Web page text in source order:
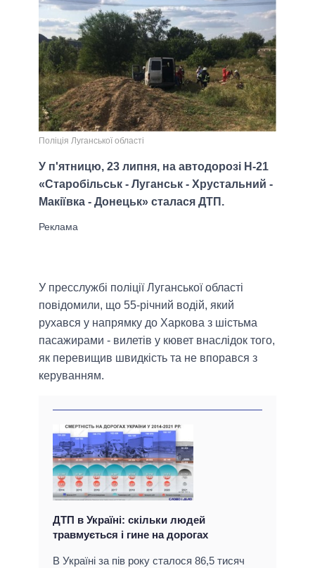
Поліція Луганської області
У п'ятницю, 23 липня, на автодорозі Н-21
«Старобільськ - Луганськ - Хрустальний -
Макіївка - Донецьк» сталася ДТП.
У пресслужбі поліції Луганської області
повідомили, що 55-річний водій, який
рухався у напрямку до Харкова з шістьма
пасажирами - вилетів у кювет внаслідок того,
як перевищив швидкість та не впорався з
керуванням.
ДТП в Україні: скільки людей
травмується і гине на дорогах
В Україні за пів року сталося 86,5 тисяч